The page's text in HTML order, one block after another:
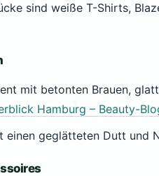
sind weiße T-Shirts,
mit betonten Brauen,
Hamburg – Beauty-
einen geglätteten Dutt und